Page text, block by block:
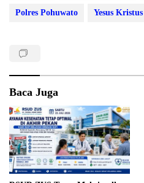
Polres Pohuwato Yesus Kristus
Baca Juga